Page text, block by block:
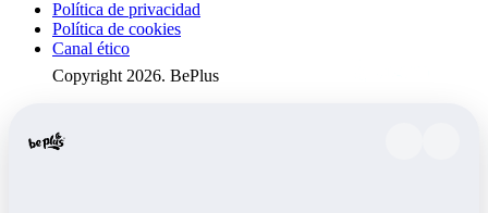
Política de privacidad
Política de cookies
Canal ético
Copyright 2026. BePlus